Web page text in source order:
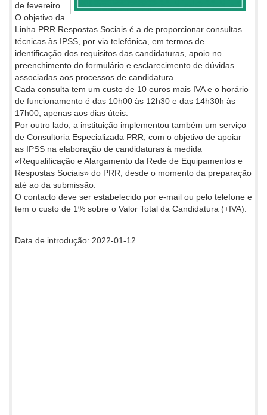
de fevereiro.
O objetivo da
Linha PRR Respostas Sociais é a de proporcionar consultas
técnicas às IPSS, por via telefónica, em termos de
identificação dos requisitos das candidaturas, apoio no
preenchimento do formulário e esclarecimento de dúvidas
associadas aos processos de candidatura.
Cada consulta tem um custo de 10 euros mais IVA e o horário
de funcionamento é das 10h00 às 12h30 e das 14h30h às
17h00, apenas aos dias úteis.
Por outro lado, a instituição implementou também um serviço
de Consultoria Especializada PRR, com o objetivo de apoiar
as IPSS na elaboração de candidaturas à medida
«Requalificação e Alargamento da Rede de Equipamentos e
Respostas Sociais» do PRR, desde o momento da preparação
até ao da submissão.
O contacto deve ser estabelecido por e-mail ou pelo telefone e
tem o custo de 1% sobre o Valor Total da Candidatura (+IVA).
Data de introdução: 2022-01-12